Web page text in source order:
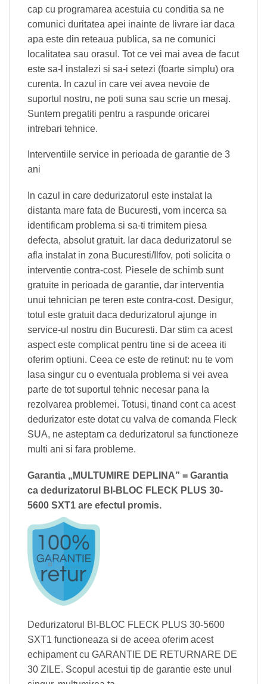
cap cu programarea acestuia cu conditia sa ne
comunici duritatea apei inainte de livrare iar daca
apa este din reteaua publica, sa ne comunici
localitatea sau orasul. Tot ce vei mai avea de facut
este sa-l instalezi si sa-i setezi (foarte simplu) ora
curenta. In cazul in care vei avea nevoie de
suportul nostru, ne poti suna sau scrie un mesaj.
Suntem pregatiti pentru a raspunde oricarei
intrebari tehnice.
Interventiile service in perioada de garantie de 3
ani
In cazul in care dedurizatorul este instalat la
distanta mare fata de Bucuresti, vom incerca sa
identificam problema si sa-ti trimitem piesa
defecta, absolut gratuit. Iar daca dedurizatorul se
afla instalat in zona Bucuresti/Ilfov, poti solicita o
interventie contra-cost. Piesele de schimb sunt
gratuite in perioada de garantie, dar interventia
unui tehnician pe teren este contra-cost. Desigur,
totul este gratuit daca dedurizatorul ajunge in
service-ul nostru din Bucuresti. Dar stim ca acest
aspect este complicat pentru tine si de aceea iti
oferim optiuni. Ceea ce este de retinut: nu te vom
lasa singur cu o eventuala problema si vei avea
parte de tot suportul tehnic necesar pana la
rezolvarea problemei. Totusi, tinand cont ca acest
dedurizator este dotat cu valva de comanda Fleck
SUA, ne asteptam ca dedurizatorul sa functioneze
multi ani si fara probleme.
Garantia „MULTUMIRE DEPLINA” = Garantia
ca dedurizatorul BI-BLOC FLECK PLUS 30-
5600 SXT1 are efectul promis.
Dedurizatorul BI-BLOC FLECK PLUS 30-5600
SXT1 functioneaza si de aceea oferim acest
echipament cu GARANTIE DE RETURNARE DE
30 ZILE. Scopul acestui tip de garantie este unul